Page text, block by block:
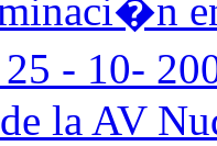
- 10-
la AV